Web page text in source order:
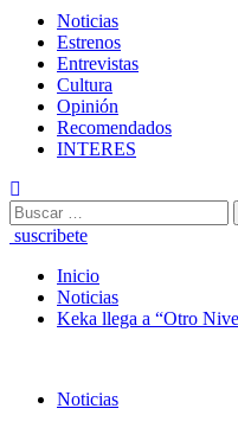
Noticias
Estrenos
Entrevistas
Cultura
Opinión
Recomendados
INTERES
Buscar:
suscribete
Inicio
Noticias
Keka llega a “Otro
Noticias